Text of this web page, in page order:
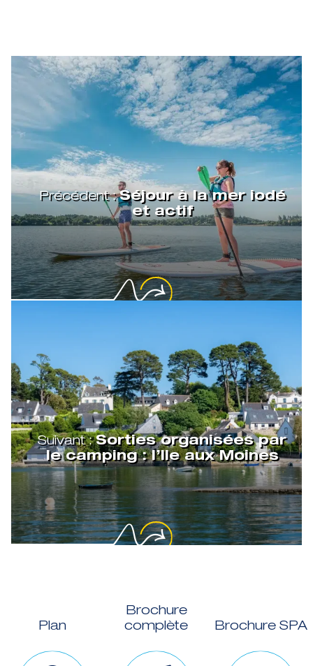
Précédent :Séjour à la mer iodé
et actif
Suivant :Sorties organisées par
le camping : l’Ile aux Moines
Plan
Brochure
complète
Brochure SPA